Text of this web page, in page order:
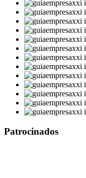
Patrocinados